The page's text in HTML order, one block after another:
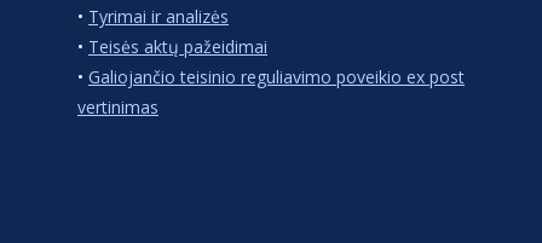
• Tyrimai ir analizės
• Teisės aktų pažeidimai
• Galiojančio teisinio reguliavimo poveikio ex post
vertinimas